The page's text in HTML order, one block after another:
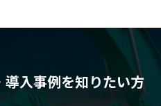
入事例を知りたい方